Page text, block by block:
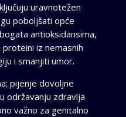
uravnotežen
poboljšati opće
antioksidansima,
iz nemasnih
i smanjiti umor.
pijenje dovoljne
održavanju zdravlja
važno za genitalno